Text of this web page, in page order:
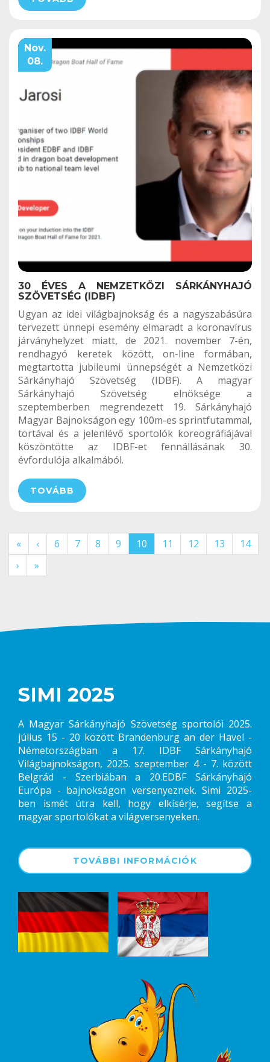
Nov.
08.
30 ÉVES A NEMZETKÖZI SÁRKÁNYHAJÓ
SZÖVETSÉG (IDBF)
Ugyan az idei világbajnokság és a nagyszabásúra
tervezett ünnepi esemény elmaradt a koronavírus
járványhelyzet miatt, de 2021. november 7-én,
rendhagyó keretek között, on-line formában,
megtartotta jubileumi ünnepségét a Nemzetközi
Sárkányhajó Szövetség (IDBF). A magyar
Sárkányhajó Szövetség elnöksége a
szeptemberben megrendezett 19. Sárkányhajó
Magyar Bajnokságon egy 100m-es sprintfutammal,
tortával és a jelenlévő sportolók koreográfiájával
köszöntötte az IDBF-et fennállásának 30.
évfordulója alkalmából.
TOVÁBB
« ‹ 6 7 8 9 10 11 12 13
14
›
»
SIMI 2025
A Magyar Sárkányhajó Szövetség sportolói 2025.
július 15 - 20 között Brandenburg an der Havel -
Németországban a 17. IDBF Sárkányhajó
Világbajnokságon, 2025. szeptember 4 - 7. között
Belgrád - Szerbiában a 20.EDBF Sárkányhajó
Európa - bajnokságon versenyeznek. Simi 2025-
ben ismét útra kell, hogy elkísérje, segítse a
magyar sportolókat a világversenyeken.
TOVÁBBI INFORMÁCIÓK